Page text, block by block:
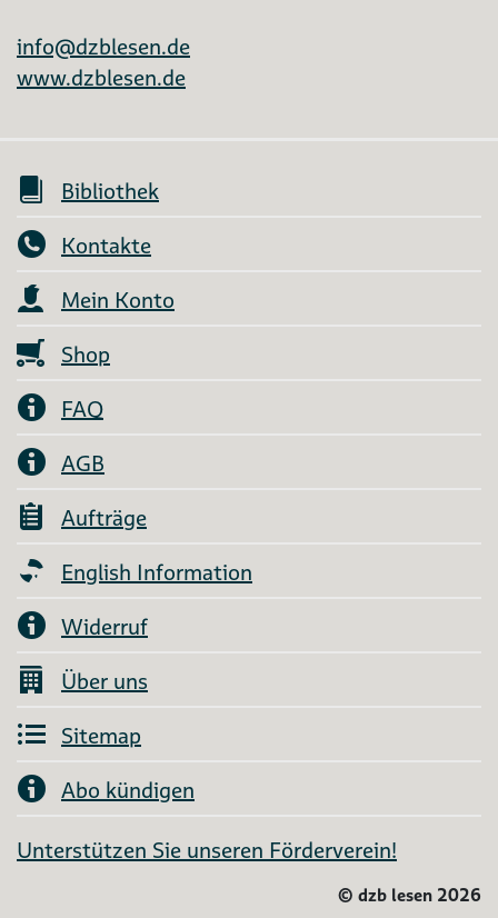
info@dzblesen.de
www.dzblesen.de
Bibliothek
Kontakte
Mein Konto
Shop
FAQ
AGB
Aufträge
English Information
Widerruf
Über uns
Sitemap
Abo kündigen
Unterstützen Sie unseren Förderverein!
© dzb lesen 2026